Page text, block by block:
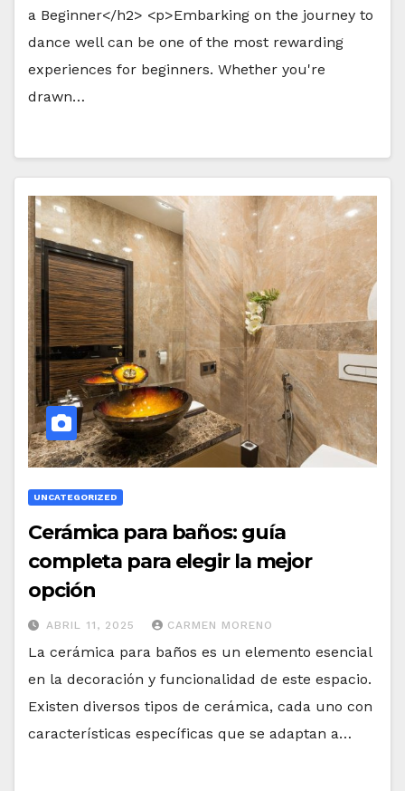
a Beginner</h2> <p>Embarking on the journey to
dance well can be one of the most rewarding
experiences for beginners. Whether you're
drawn…
UNCATEGORIZED
Cerámica para baños: guía
completa para elegir la mejor
opción
ABRIL 11, 2025 CARMEN MORENO
La cerámica para baños es un elemento esencial
en la decoración y funcionalidad de este espacio.
Existen diversos tipos de cerámica, cada uno con
características específicas que se adaptan a…